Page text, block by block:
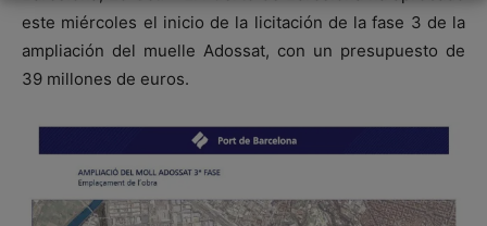
este miércoles el inicio de la licitación de la fase 3 de la
ampliación del muelle Adossat, con un presupuesto de
39 millones de euros.